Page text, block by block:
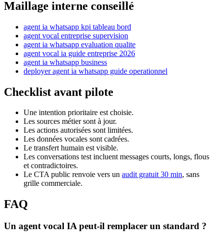
Maillage interne conseillé
agent ia whatsapp kpi tableau bord
agent vocal entreprise supervision
agent ia whatsapp evaluation qualite
agent vocal ia guide entreprise 2026
agent ia whatsapp business
deployer agent ia whatsapp guide operationnel
Checklist avant pilote
Une intention prioritaire est choisie.
Les sources métier sont à jour.
Les actions autorisées sont limitées.
Les données vocales sont cadrées.
Le transfert humain est visible.
Les conversations test incluent messages courts, longs, flous
et contradictoires.
Le CTA public renvoie vers un audit gratuit 30 min, sans
grille commerciale.
FAQ
Un agent vocal IA peut-il remplacer un standard ?